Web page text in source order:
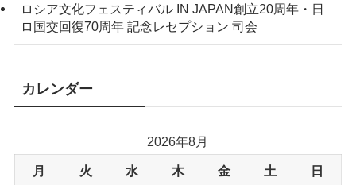
ロシア文化フェスティバル IN JAPAN創立20周年・日
ロ国交回復70周年 記念レセプション 司会
カレンダー
2026年8月
月 火 水 木 金 土 日